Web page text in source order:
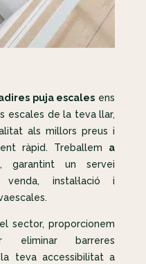
puja escales ens
escales de la teva llar,
als millors preus i
ràpid. Treballem a
, garantint un servei
instal·lació i
sector, proporcionem
eliminar barreres
teva accessibilitat a